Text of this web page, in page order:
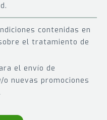
contenidas en
el tratamiento de
el envío de
nuevas promociones